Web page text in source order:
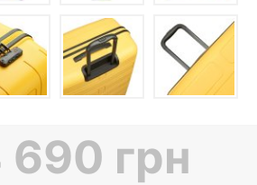
690 грн